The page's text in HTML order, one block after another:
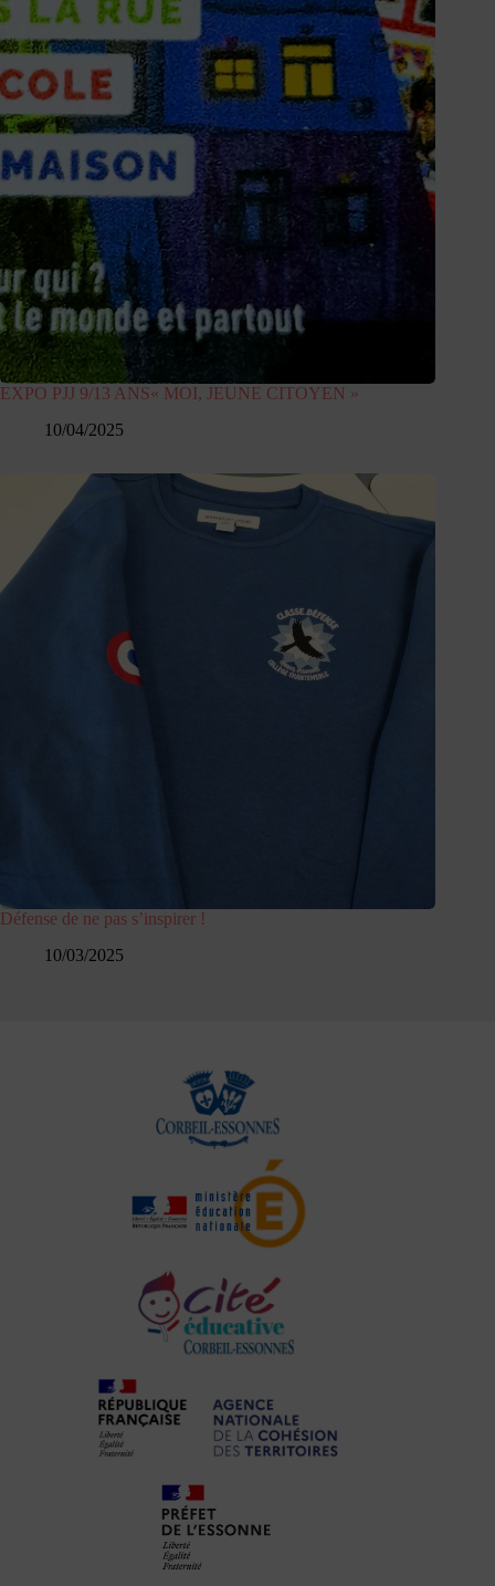
EXPO PJJ 9/13 ANS« MOI, JEUNE CITOYEN »
10/04/2025
Défense de ne pas s’inspirer !
10/03/2025